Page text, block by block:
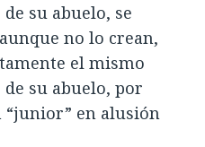
su abuelo, se
no lo crean,
el mismo
su abuelo, por
“junior” en alusión